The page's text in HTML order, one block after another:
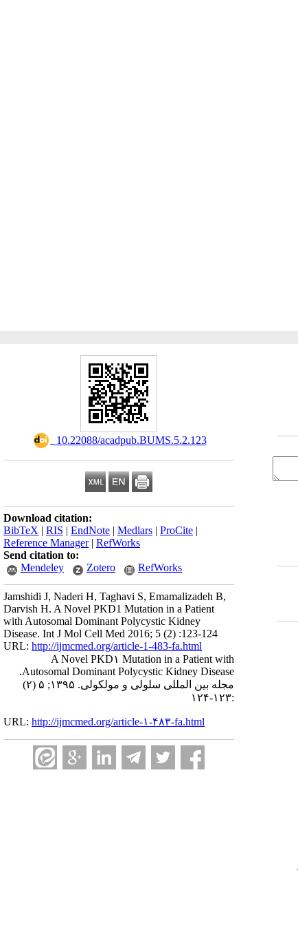
‎ 10.22088/acadpub.BUMS.5.2.123
Download citation:
BibTeX | RIS | EndNote | Medlars | ProCite |
Reference Manager| RefWorks
Send citation to:
Mendeley
Zotero RefWorks
Jamshidi J, Naderi H, Taghavi S, Emamalizadeh B,
Darvish H. A Novel PKD1 Mutation in a Patient
with Autosomal Dominant Polycystic Kidney
Disease. Int J Mol Cell Med 2016; 5 (2) :123-124
URL: http://ijmcmed.org/article-1-483-fa.html
A Novel PKD۱ Mutation in a Patient with
Autosomal Dominant Polycystic Kidney Disease.
مجله بین المللی سلولی و مولکولی. ۱۳۹۵; ۵ (۲)
:۱۲۳-۱۲۴
URL: http://ijmcmed.org/article-۱-۴۸۳-fa.html